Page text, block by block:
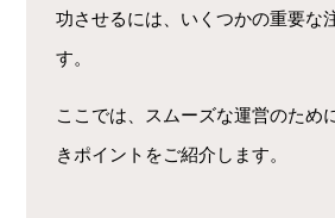
功させるには、いくつかの重要な
す。
ここでは、スムーズな運営のため
きポイントをご紹介します。